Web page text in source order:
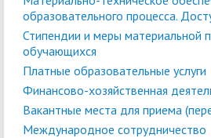
образовательного процесса.
Стипендии и меры материальной
обучающихся
Платные образовательные услуги
Финансово-хозяйственная
Вакантные места для приема
Международное сотрудничество